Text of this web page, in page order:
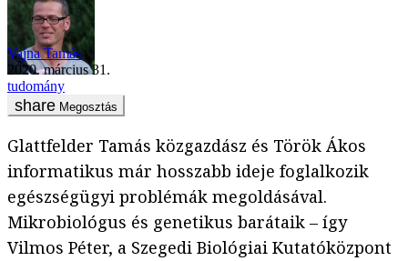
Vajna Tamás
2020. március 31.
tudomány
Megosztás
Glattfelder Tamás közgazdász és Török Ákos
informatikus már hosszabb ideje foglalkozik
egészségügyi problémák megoldásával.
Mikrobiológus és genetikus barátaik – így
Vilmos Péter, a Szegedi Biológiai Kutatóközpont